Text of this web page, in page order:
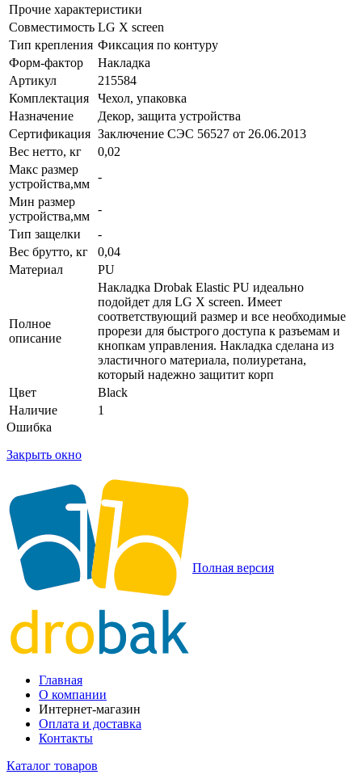
Прочие характеристики
Совместимость LG X screen
Тип крепления Фиксация по контуру
Форм-фактор
Накладка
Артикул
215584
Комплектация
Чехол, упаковка
Назначение
Декор, защита устройства
Сертификация Заключение СЭС 56527 от 26.06.2013
Вес нетто, кг
0,02
Макс размер
устройства,мм
-
Мин размер
устройства,мм
-
Тип защелки
-
Вес брутто, кг
0,04
Материал
PU
Полное
описание
Накладка Drobak Elastic PU идеально
подойдет для LG X screen. Имеет
соответствующий размер и все необходимые
прорези для быстрого доступа к разъемам и
кнопкам управления. Накладка сделана из
эластичного материала, полиуретана,
который надежно защитит корп
Цвет
Black
Наличие
1
Ошибка
Закрыть окно
Полная версия
Главная
О компании
Интернет-магазин
Оплата и доставка
Контакты
Каталог товаров